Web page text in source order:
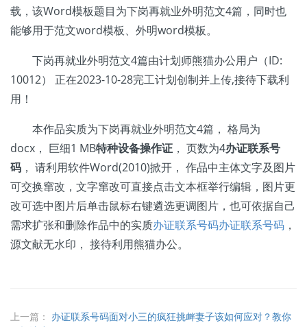
载，该Word模板题目为下岗再就业外明范文4篇，同时也
能够用于范文word模板、外明word模板。
下岗再就业外明范文4篇由计划师熊猫办公用户（ID:
10012） 正在2023-10-28完工计划创制并上传,接待下载利
用！
本作品实质为下岗再就业外明范文4篇， 格局为
docx， 巨细1 MB特种设备操作证 ， 页数为4办证联系号
码 ， 请利用软件Word(2010)掀开， 作品中主体文字及图片
可交换窜改，文字窜改可直接点击文本框举行编辑，图片更
改可选中图片后单击鼠标右键遴选更调图片，也可依据自己
需求扩张和删除作品中的实质办证联系号码办证联系号码 ，
源文献无水印， 接待利用熊猫办公。
上一篇：
办证联系号码面对小三的疯狂挑衅妻子该如何应对？教你